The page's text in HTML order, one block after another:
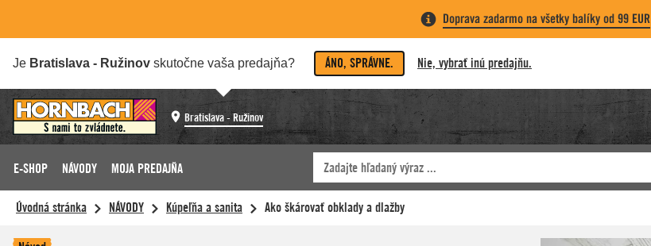
Doprava zadarmo na všetky balíky od 99 EUR
Je Bratislava - Ružinov skutočne vaša predajňa? ÁNO, SPRÁVNE. Nie, vybrať inú predajňu.
Bratislava - Ružinov
E-SHOP NÁVODY MOJA PREDAJŇA